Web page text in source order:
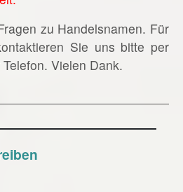
zu Handelsnamen. Für
Sie uns bitte per
Vielen Dank.